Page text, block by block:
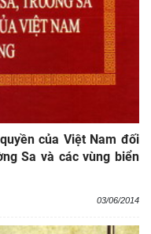
của Việt Nam đối
Sa và các vùng biển
03/06/2014